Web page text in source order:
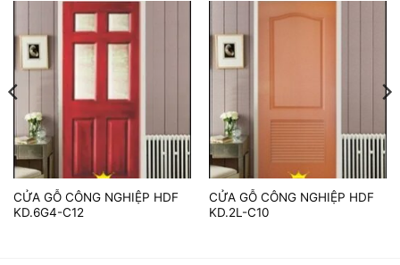
CỬA GỖ CÔNG NGHIỆP HDF
KD.6G4-C12
CỬA GỖ CÔNG NGHIỆP HDF
KD.2L-C10